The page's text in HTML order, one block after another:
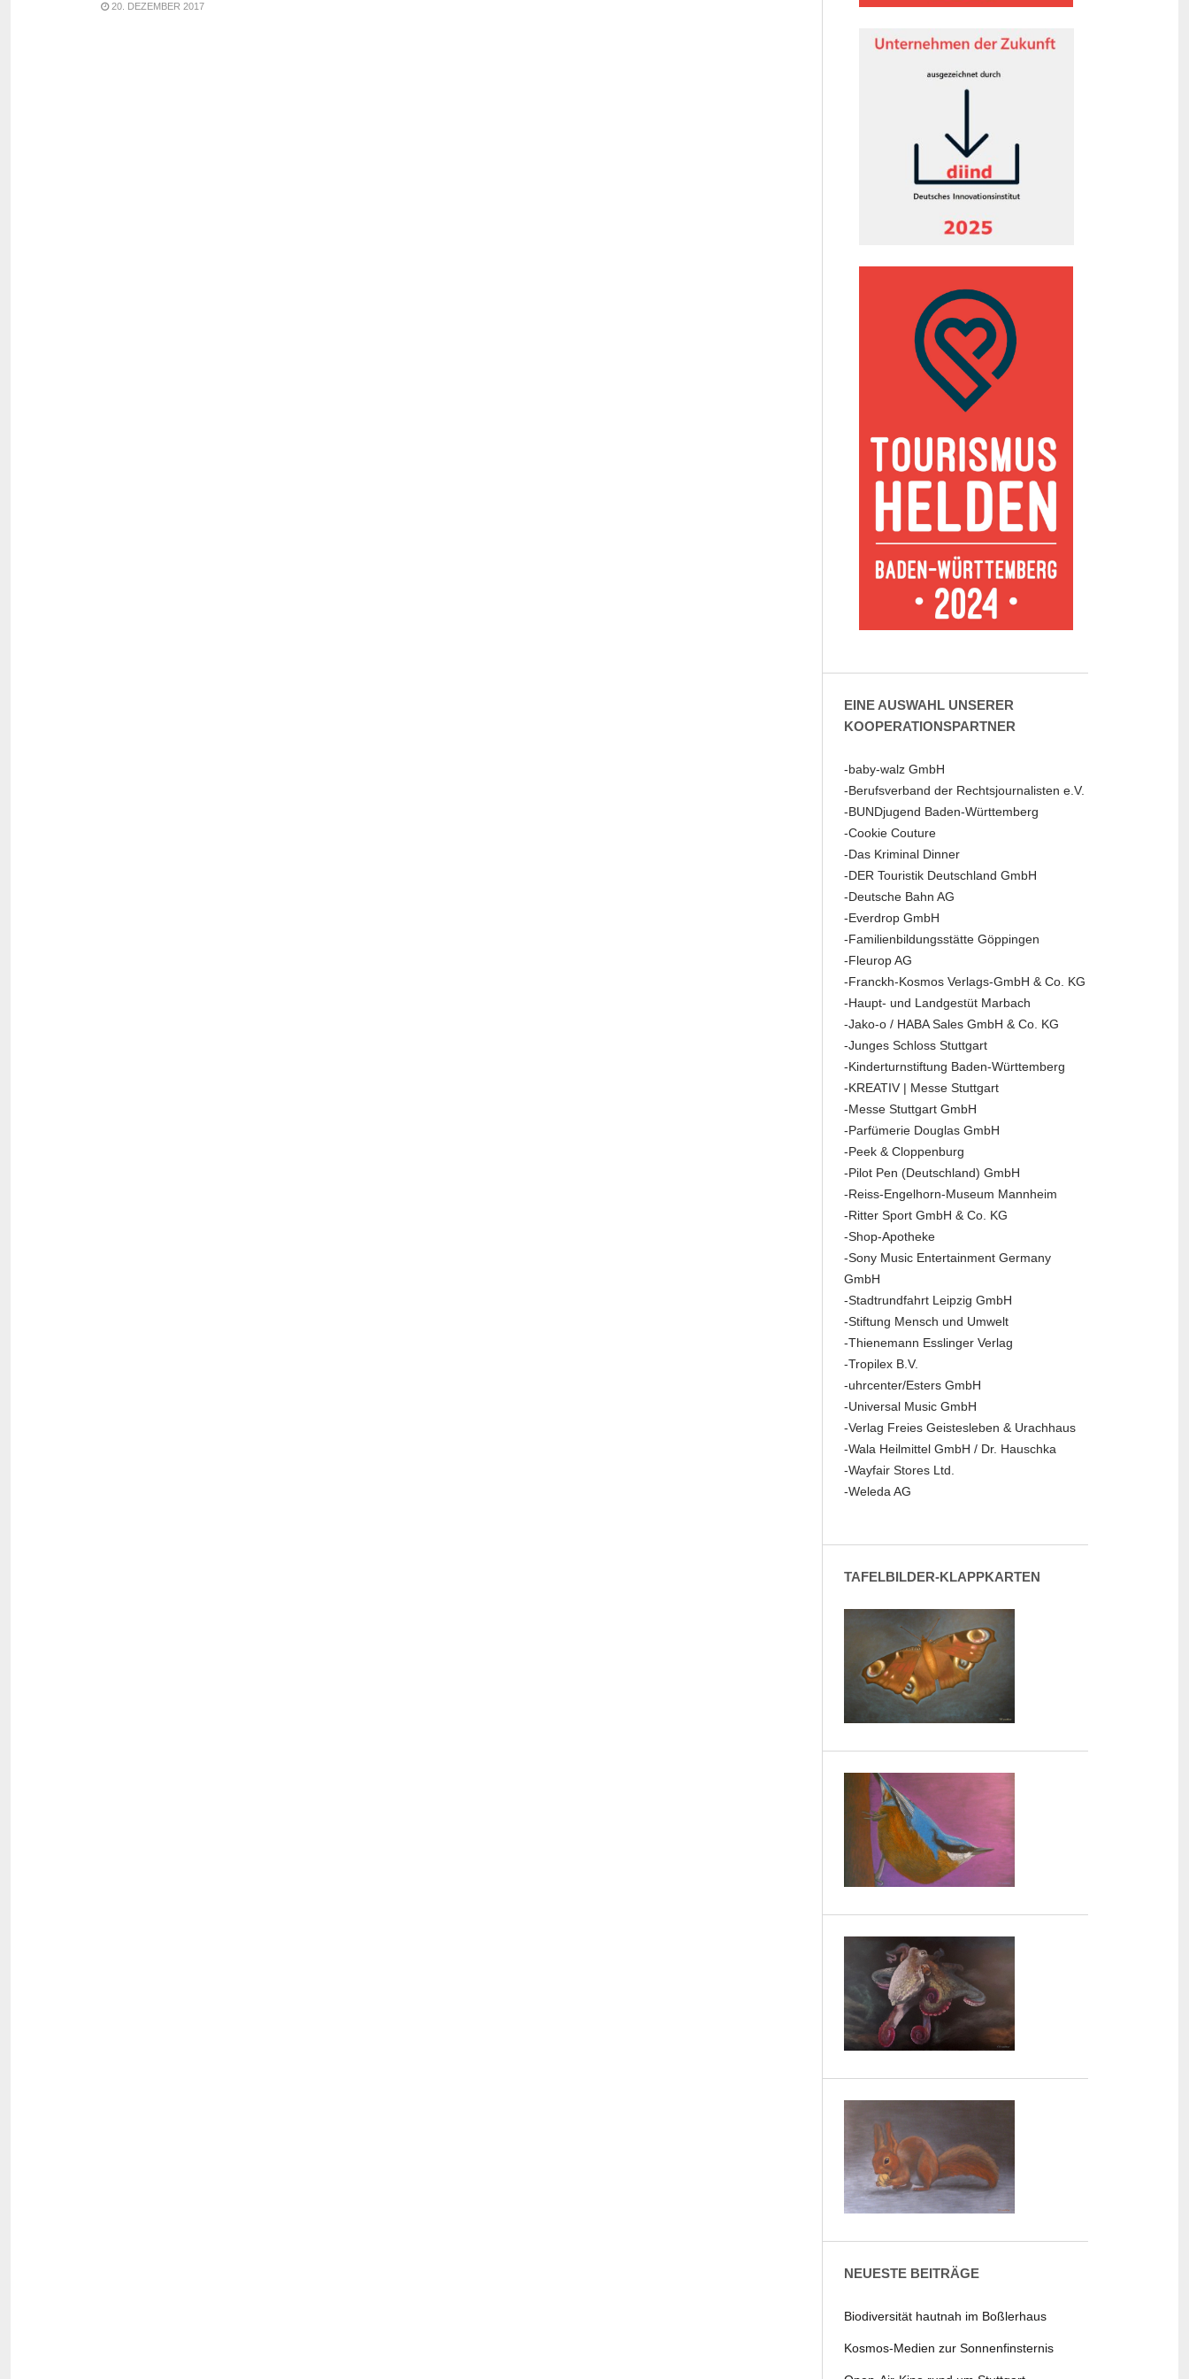
20. DEZEMBER 2017
EINE AUSWAHL UNSERER
KOOPERATIONSPARTNER
-baby-walz GmbH
-Berufsverband der Rechtsjournalisten e.V.
-BUNDjugend Baden-Württemberg
-Cookie Couture
-Das Kriminal Dinner
-DER Touristik Deutschland GmbH
-Deutsche Bahn AG
-Everdrop GmbH
-Familienbildungsstätte Göppingen
-Fleurop AG
-Franckh-Kosmos Verlags-GmbH & Co. KG
-Haupt- und Landgestüt Marbach
-Jako-o / HABA Sales GmbH & Co. KG
-Junges Schloss Stuttgart
-Kinderturnstiftung Baden-Württemberg
-KREATIV | Messe Stuttgart
-Messe Stuttgart GmbH
-Parfümerie Douglas GmbH
-Peek & Cloppenburg
-Pilot Pen (Deutschland) GmbH
-Reiss-Engelhorn-Museum Mannheim
-Ritter Sport GmbH & Co. KG
-Shop-Apotheke
-Sony Music Entertainment Germany
GmbH
-Stadtrundfahrt Leipzig GmbH
-Stiftung Mensch und Umwelt
-Thienemann Esslinger Verlag
-Tropilex B.V.
-uhrcenter/Esters GmbH
-Universal Music GmbH
-Verlag Freies Geistesleben & Urachhaus
-Wala Heilmittel GmbH / Dr. Hauschka
-Wayfair Stores Ltd.
-Weleda AG
TAFELBILDER-KLAPPKARTEN
NEUESTE BEITRÄGE
Biodiversität hautnah im Boßlerhaus
Kosmos-Medien zur Sonnenfinsternis